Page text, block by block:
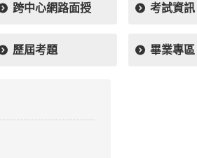
跨中心網路面授 考試資訊
歷屆考題 畢業專區